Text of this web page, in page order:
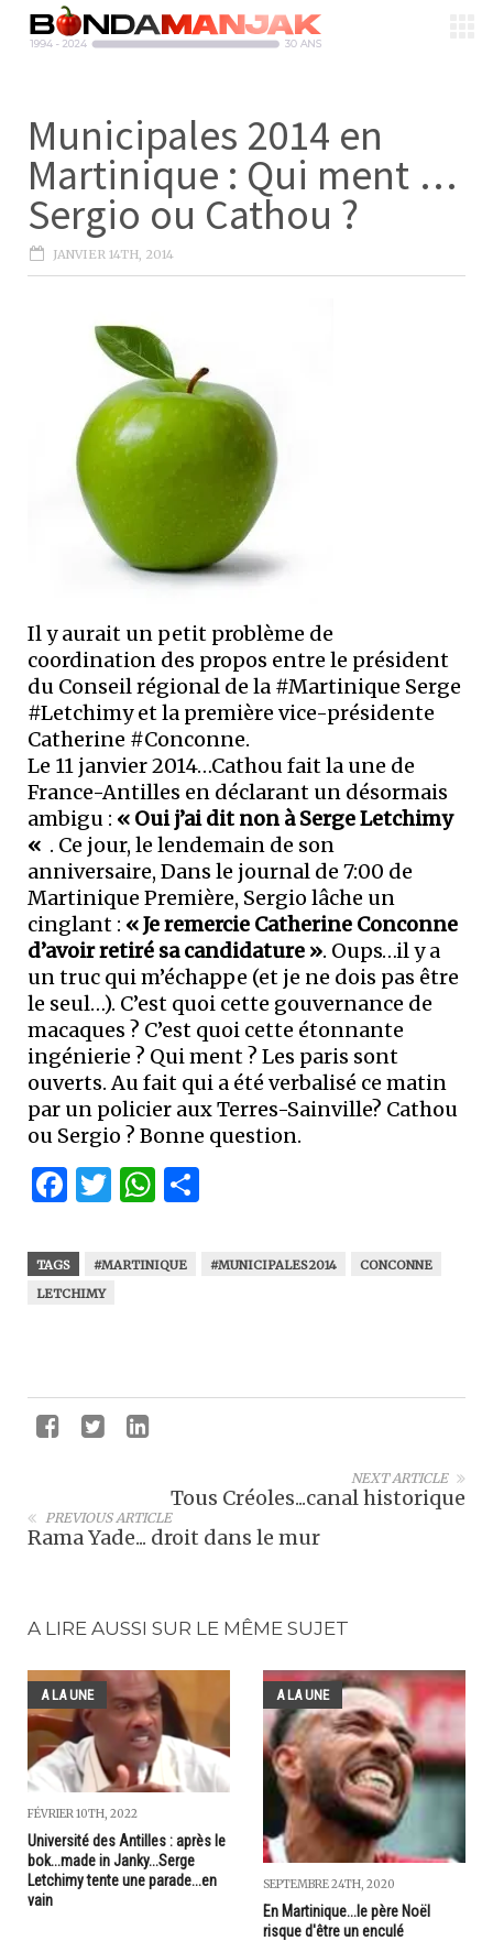
Municipales 2014 en
Martinique : Qui ment …
Sergio ou Cathou ?
JANVIER 14TH, 2014
Il y aurait un petit problème de
coordination des propos entre le président
du Conseil régional de la #Martinique Serge
#Letchimy et la première vice-présidente
Catherine #Conconne.
Le 11 janvier 2014…Cathou fait la une de
France-Antilles en déclarant un désormais
ambigu : « Oui j’ai dit non à Serge Letchimy
« . Ce jour, le lendemain de son
anniversaire, Dans le journal de 7:00 de
Martinique Première, Sergio lâche un
cinglant : « Je remercie Catherine Conconne
d’avoir retiré sa candidature ». Oups…il y a
un truc qui m’échappe (et je ne dois pas être
le seul…). C’est quoi cette gouvernance de
macaques ? C’est quoi cette étonnante
ingénierie ? Qui ment ? Les paris sont
ouverts. Au fait qui a été verbalisé ce matin
par un policier aux Terres-Sainville? Cathou
ou Sergio ? Bonne question.
Facebook
Twitter
WhatsApp
TAGS #MARTINIQUE #MUNICIPALES2014
CONCONNE
LETCHIMY
NEXT ARTICLE
Tous Créoles...canal historique
PREVIOUS ARTICLE
Rama Yade... droit dans le mur
A LIRE AUSSI SUR LE MÊME SUJET
A LA UNE
FÉVRIER 10TH, 2022
Université des Antilles : après le
bok...made in Janky...Serge
Letchimy tente une parade...en
vain
A LA UNE
SEPTEMBRE 24TH, 2020
En Martinique...le père Noël
risque d'être un enculé